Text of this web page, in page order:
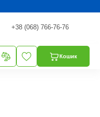
+38 (068) 766-76-76
Кошик